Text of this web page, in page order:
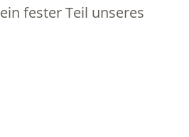
fester Teil unseres